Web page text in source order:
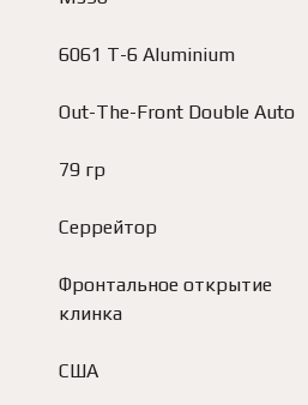
6061 T-6 Aluminium
Out-The-Front Double Auto
79 гр
Серрейтор
Фронтальное открытие
клинка
США